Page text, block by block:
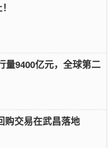
量9400亿元，全球第二
购交易在武昌落地